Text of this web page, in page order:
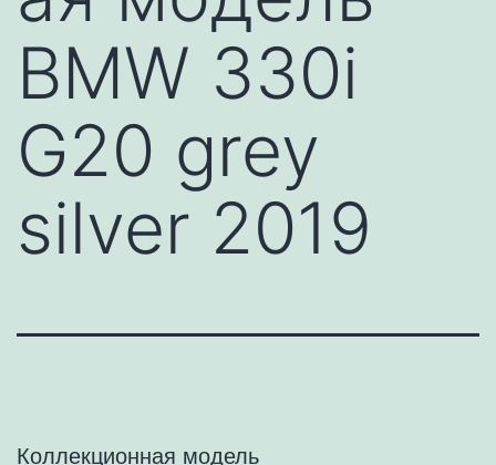
BMW 330i
G20 grey
silver 2019
Коллекционная модель